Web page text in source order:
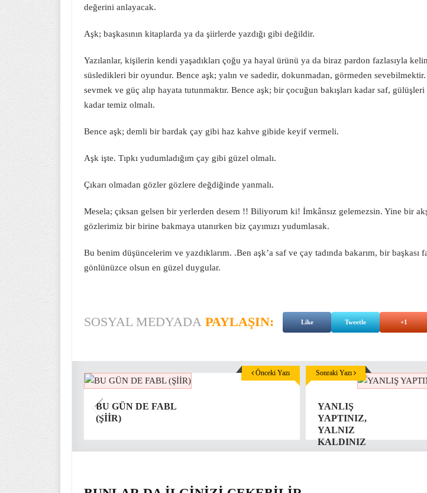
değerini anlayacak.
Aşk; başkasının kitaplarda ya da şiirlerde yazdığı gibi değildir.
Yazılanlar, kişilerin kendi yaşadıkları çoğu ya hayal ürünü ya da biraz pardon fazlasıyla
süsledikleri bir oyundur. Bence aşk; yalın ve sadedir, dokunmadan, görmeden sevebilmektir.
sevmek ve güç alıp hayata tutunmaktır. Bence aşk; bir çocuğun bakışları kadar saf, gülüşleri
kadar temiz olmalı.
Bence aşk; demli bir bardak çay gibi haz kahve gibide keyif vermeli.
Aşk işte. Tıpkı yudumladığım çay gibi güzel olmalı.
Çıkarı olmadan gözler gözlere değdiğinde yanmalı.
Mesela; çıksan gelsen bir yerlerden desem !! Biliyorum ki! İmkânsız gelemezsin. Yine bir
gözlerimiz bir birine bakmaya utanırken biz çayımızı yudumlasak.
Bu benim düşüncelerim ve yazdıklarım. .Ben aşk’a saf ve çay tadında bakarım, bir başkası
gönlünüzce olsun en güzel duygular.
SOSYAL MEDYADA PAYLAŞIN: Like Tweetle +1
BU GÜN DE FABL
(ŞİİR)
Önceki Yazı
YANLIŞ
YAPTINIZ,
YALNIZ
KALDINIZ
Sonraki Yazı